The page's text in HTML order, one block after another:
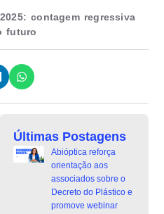
contagem regressiva
futuro
Últimas Postagens
Abióptica reforça
orientação aos
associados sobre o
Decreto do Plástico e
promove webinar